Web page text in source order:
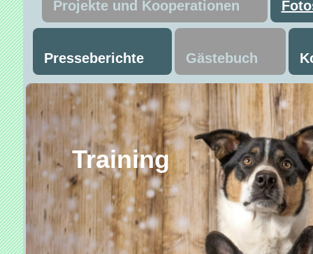
Projekte und Kooperationen
Presseberichte Gästebuch